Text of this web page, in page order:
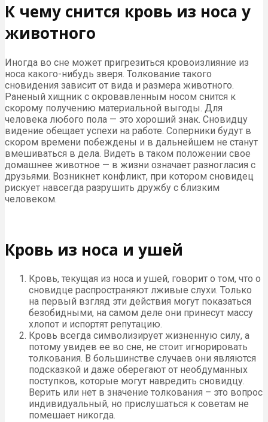
К чему снится кровь из носа у
животного
Иногда во сне может пригрезиться кровоизлияние из
носа какого-нибудь зверя. Толкование такого
сновидения зависит от вида и размера животного.
Раненый хищник с окровавленным носом снится к
скорому получению материальной выгоды. Для
человека любого пола — это хороший знак. Сновидцу
видение обещает успехи на работе. Соперники будут в
скором времени побеждены и в дальнейшем не станут
вмешиваться в дела. Видеть в таком положении свое
домашнее животное — в жизни означает разногласия с
друзьями. Возникнет конфликт, при котором сновидец
рискует навсегда разрушить дружбу с близким
человеком.
Кровь из носа и ушей
Кровь, текущая из носа и ушей, говорит о том, что о
сновидце распространяют лживые слухи. Только
на первый взгляд эти действия могут показаться
безобидными, на самом деле они принесут массу
хлопот и испортят репутацию.
Кровь всегда символизирует жизненную силу, а
потому увидев ее во сне, не стоит игнорировать
толкования. В большинстве случаев они являются
подсказкой и даже оберегают от необдуманных
поступков, которые могут навредить сновидцу.
Верить или нет в значение толкования – это вопрос
индивидуальный, но прислушаться к советам не
помешает никогда.